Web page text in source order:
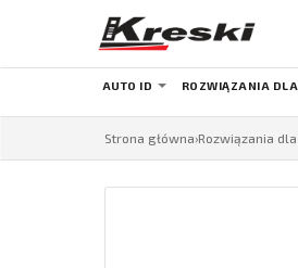
AUTO ID ROZWIĄZANIA
Strona główna›Rozwiązania